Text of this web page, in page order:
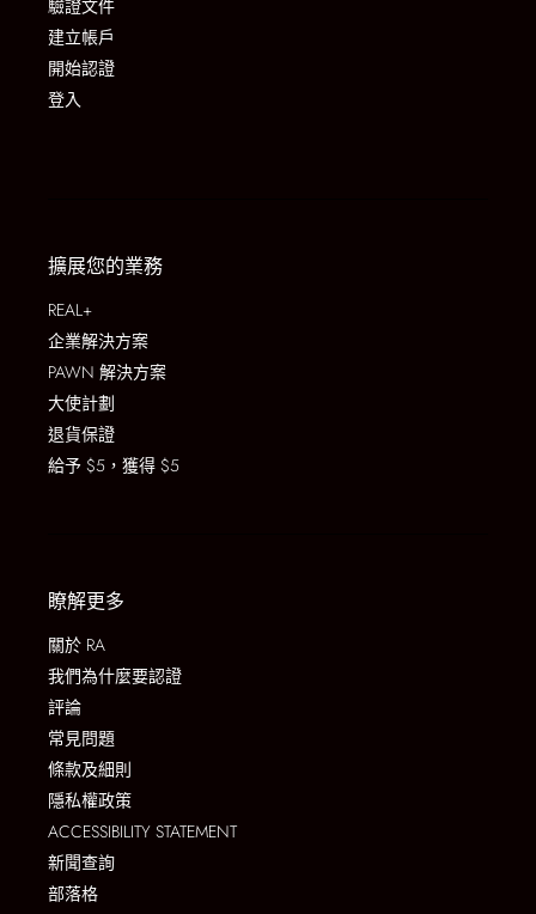
驗證文件
建立帳戶
開始認證
登入
擴展您的業務
REAL+
企業解決方案
PAWN 解決方案
大使計劃
退貨保證
給予 $5，獲得 $5
瞭解更多
關於 RA
我們為什麼要認證
評論
常見問題
條款及細則
隱私權政策
ACCESSIBILITY STATEMENT
新聞查詢
部落格